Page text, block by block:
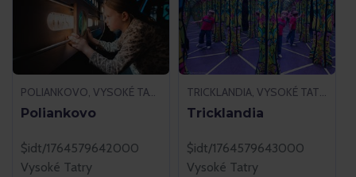
Poliankovo
$idt/1764579642000
Vysoké Tatry
Tricklandia
$idt/1764579643000
Vysoké Tatry